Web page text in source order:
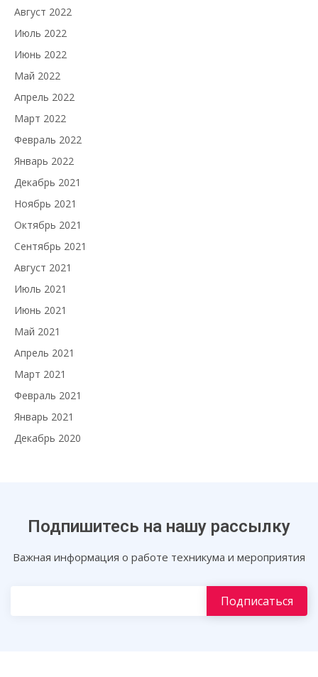
Август 2022
Июль 2022
Июнь 2022
Май 2022
Апрель 2022
Март 2022
Февраль 2022
Январь 2022
Декабрь 2021
Ноябрь 2021
Октябрь 2021
Сентябрь 2021
Август 2021
Июль 2021
Июнь 2021
Май 2021
Апрель 2021
Март 2021
Февраль 2021
Январь 2021
Декабрь 2020
Подпишитесь на нашу рассылку
Важная информация о работе техникума и мероприятия